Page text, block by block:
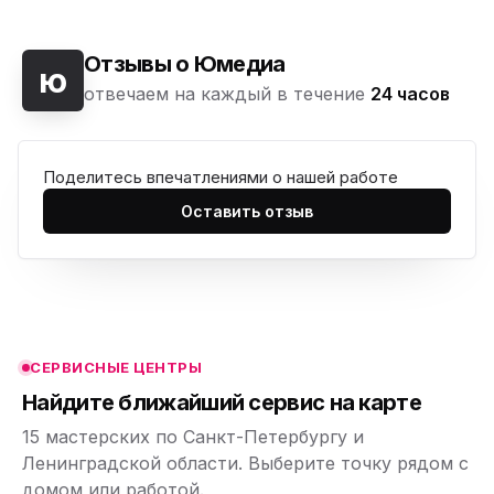
ю Отзывы о Юмедиа
отвечаем на каждый в течение 24 часов
Поделитесь впечатлениями о нашей работе
Оставить отзыв
СЕРВИСНЫЕ ЦЕНТРЫ
Найдите ближайший сервис на карте
15 мастерских по Санкт-Петербургу и
Ленинградской области. Выберите точку рядом с
ю